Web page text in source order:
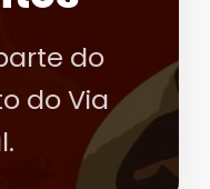
do
do Via